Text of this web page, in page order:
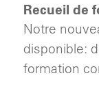
Recueil de
Notre
disponible:
formation